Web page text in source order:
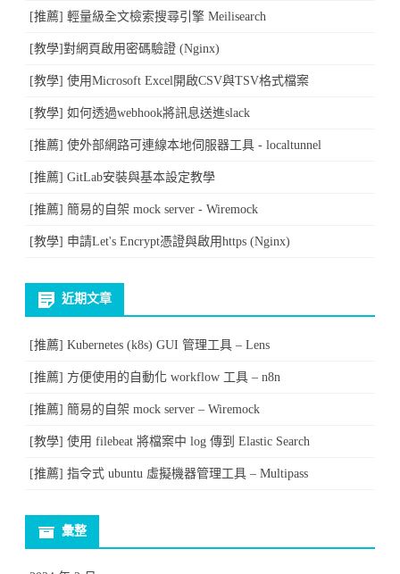
[推薦] 輕量級全文檢索搜尋引擎 Meilisearch
[教學]對網頁啟用密碼驗證 (Nginx)
[教學] 使用Microsoft Excel開啟CSV與TSV格式檔案
[教學] 如何透過webhook將訊息送進slack
[推薦] 使外部網路可連線本地伺服器工具 - localtunnel
[推薦] GitLab安裝與基本設定教學
[推薦] 簡易的自架 mock server - Wiremock
[教學] 申請Let's Encrypt憑證與啟用https (Nginx)
近期文章
[推薦] Kubernetes (k8s) GUI 管理工具 – Lens
[推薦] 方便使用的自動化 workflow 工具 – n8n
[推薦] 簡易的自架 mock server – Wiremock
[教學] 使用 filebeat 將檔案中 log 傳到 Elastic Search
[推薦] 指令式 ubuntu 虛擬機器管理工具 – Multipass
彙整